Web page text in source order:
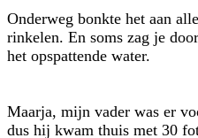
Onderweg bonkte het aan
rinkelen. En soms zag je
het opspattende water.
Maarja, mijn vader was er
dus hij kwam thuis met 30